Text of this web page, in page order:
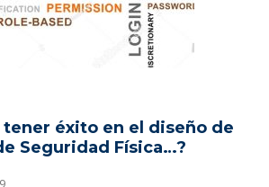
éxito en el diseño de
Seguridad Física…?